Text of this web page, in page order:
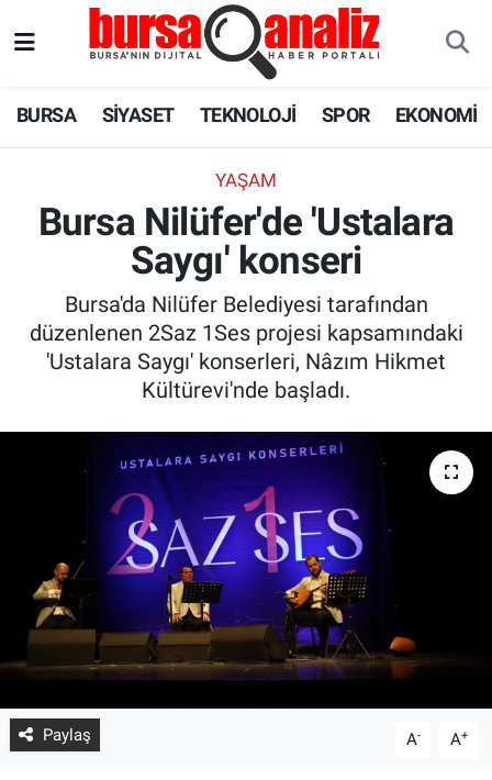
BURSA SİYASET TEKNOLOJİ SPOR EKONOMİ
YAŞAM
Bursa Nilüfer'de 'Ustalara
Saygı' konseri
Bursa'da Nilüfer Belediyesi tarafından
düzenlenen 2Saz 1Ses projesi kapsamındaki
'Ustalara Saygı' konserleri, Nâzım Hikmet
Kültürevi'nde başladı.
Paylaş A- A+
EKONOMİ
SAĞLIK
BLOG
Süper Lig Puan Durumu ve Fikstür
Tüm Manşetler
Son Dakika Haberleri